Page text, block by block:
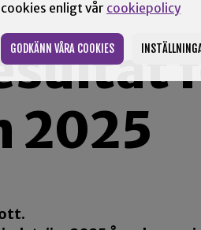
cookies enligt vår cookiepolicy
GODKÄNN VÅRA COOKIES
2025